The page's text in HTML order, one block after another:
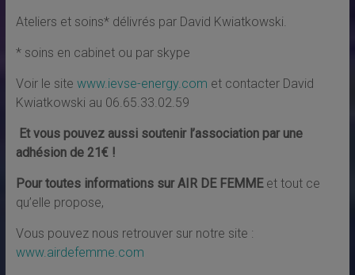
Ateliers et soins* délivrés par David Kwiatkowski.
* soins en cabinet ou par skype
Voir le site www.ievse-energy.com et contacter David
Kwiatkowski au 06.65.33.02.59
Et vous pouvez aussi soutenir l’association par une
adhésion de 21€ !
Pour toutes informations sur AIR DE FEMME et tout ce
qu’elle propose,
Vous pouvez nous retrouver sur notre site :
www.airdefemme.com